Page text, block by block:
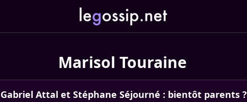
Marisol Touraine
Gabriel Attal et Stéphane Séjourné : bientôt parents ?